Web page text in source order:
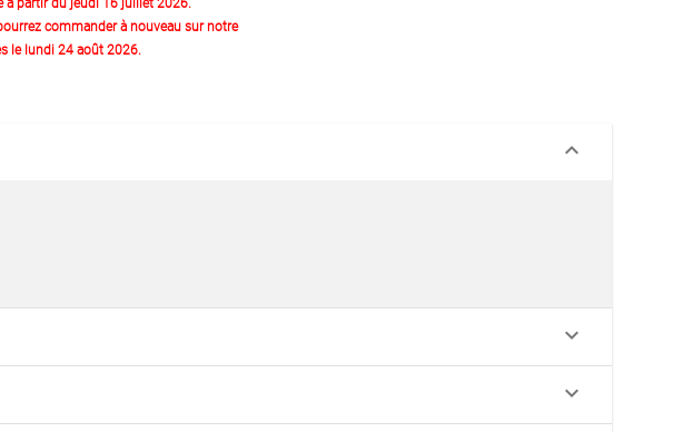
à partir du jeudi 16 juillet 2026.
commander à nouveau sur notre
le lundi 24 août 2026.
keyboard_arrow_down
keyboard_arrow_down
keyboard_arrow_down